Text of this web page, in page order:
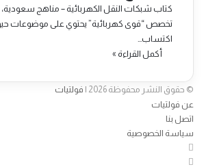
كتاب شبكات النقل الكهربائية – مناهج
تخصص “قوى كهربائية” يحتوي على موضوعات
اكتساب…
أكمل القراءة »
© حقوق النشر محفوظة 2026 |
فولتيات
عن فولتيات
اتصل بنا
سياسة الخصوصية